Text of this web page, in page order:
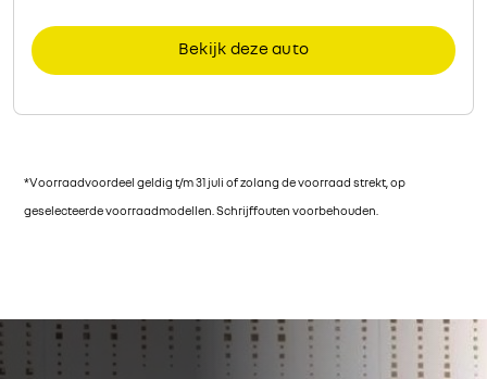
*Voorraadvoordeel geldig t/m 31 juli of zolang de voorraad strekt, op
geselecteerde voorraadmodellen. Schrijffouten voorbehouden.